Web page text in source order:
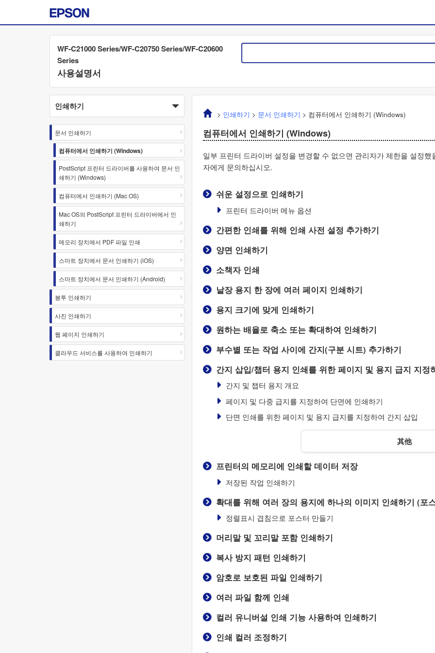
WF-C21000 Series/WF-C20750 Series/WF-C20600
Series
사용설명서
인쇄하기
문서 인쇄하기
컴퓨터에서 인쇄하기 (Windows)
PostScript 프린터 드라이버를 사용하여 문서 인
쇄하기 (Windows)
컴퓨터에서 인쇄하기 (Mac OS)
Mac OS의 PostScript 프린터 드라이버에서 인
쇄하기
메모리 장치에서 PDF 파일 인쇄
스마트 장치에서 문서 인쇄하기 (iOS)
스마트 장치에서 문서 인쇄하기 (Android)
봉투 인쇄하기
사진 인쇄하기
웹 페이지 인쇄하기
클라우드 서비스를 사용하여 인쇄하기
> 인쇄하기 > 문서 인쇄하기 > 컴퓨터에서 인쇄하기 (Windows)
컴퓨터에서 인쇄하기 (Windows)
일부 프린터 드라이버 설정을 변경할 수 없으면 관리자가 제한을 설정
자에게 문의하십시오.
쉬운 설정으로 인쇄하기
프린터 드라이버 메뉴 옵션
간편한 인쇄를 위해 인쇄 사전 설정 추가하기
양면 인쇄하기
소책자 인쇄
낱장 용지 한 장에 여러 페이지 인쇄하기
용지 크기에 맞게 인쇄하기
원하는 배율로 축소 또는 확대하여 인쇄하기
부수별 또는 작업 사이에 간지(구분 시트) 추가하기
간지 삽입/챕터 용지 인쇄를 위한 페이지 및 용지 급지 지정
간지 및 챕터 용지 개요
페이지 및 다중 급지를 지정하여 단면에 인쇄하기
단면 인쇄를 위한 페이지 및 용지 급지를 지정하여 간지 삽입
其他
프린터의 메모리에 인쇄할 데이터 저장
저장된 작업 인쇄하기
확대를 위해 여러 장의 용지에 하나의 이미지 인쇄하기 (포
정렬표시 겹침으로 포스터 만들기
머리말 및 꼬리말 포함 인쇄하기
복사 방지 패턴 인쇄하기
암호로 보호된 파일 인쇄하기
여러 파일 함께 인쇄
컬러 유니버설 인쇄 기능 사용하여 인쇄하기
인쇄 컬러 조정하기